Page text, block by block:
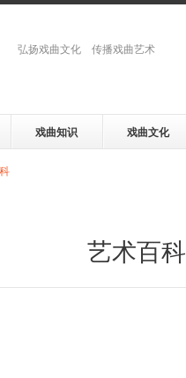
弘扬戏曲文化 传播戏曲艺术
戏曲知识 戏曲文化
艺术百科